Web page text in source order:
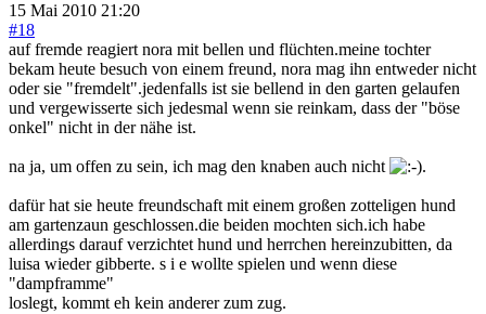
15 Mai 2010 21:20
#18
auf fremde reagiert nora mit bellen und flüchten.meine tochter
bekam heute besuch von einem freund, nora mag ihn entweder nicht
oder sie "fremdelt".jedenfalls ist sie bellend in den garten gelaufen
und vergewisserte sich jedesmal wenn sie reinkam, dass der "böse
onkel" nicht in der nähe ist.
na ja, um offen zu sein, ich mag den knaben auch nicht .
dafür hat sie heute freundschaft mit einem großen zotteligen hund
am gartenzaun geschlossen.die beiden mochten sich.ich habe
allerdings darauf verzichtet hund und herrchen hereinzubitten, da
luisa wieder gibberte. s i e wollte spielen und wenn diese
"dampframme"
loslegt, kommt eh kein anderer zum zug.